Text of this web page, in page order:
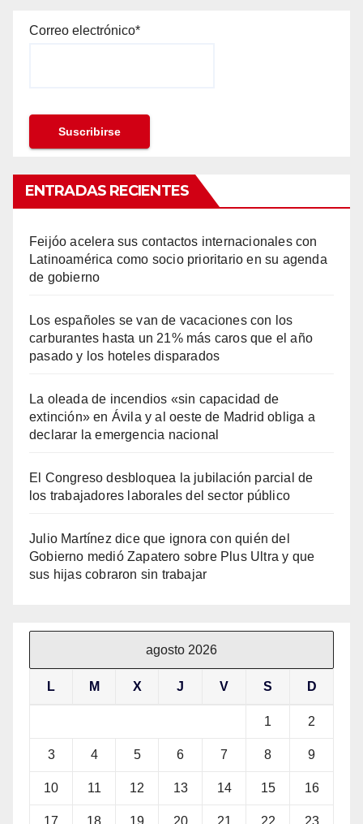
Correo electrónico*
ENTRADAS RECIENTES
Feijóo acelera sus contactos internacionales con
Latinoamérica como socio prioritario en su agenda
de gobierno
Los españoles se van de vacaciones con los
carburantes hasta un 21% más caros que el año
pasado y los hoteles disparados
La oleada de incendios «sin capacidad de
extinción» en Ávila y al oeste de Madrid obliga a
declarar la emergencia nacional
El Congreso desbloquea la jubilación parcial de
los trabajadores laborales del sector público
Julio Martínez dice que ignora con quién del
Gobierno medió Zapatero sobre Plus Ultra y que
sus hijas cobraron sin trabajar
agosto 2026
L M X J V S D
1 2
3 4 5 6 7 8 9
10 11 12 13 14 15 16